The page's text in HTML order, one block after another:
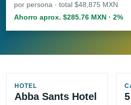
por persona · total $48,875 MXN
Ahorro aprox. $285.76 MXN · 2%
HOTEL
Abba Sants Hotel